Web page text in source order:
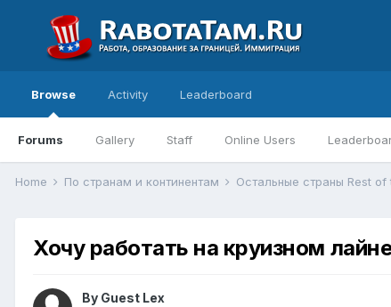
Browse
Forums Gallery Staff Online Users
Activity Leaderboard
Home По странам и континентам Остальные страны Rest of
Хочу работать на круизном
By Guest Lex